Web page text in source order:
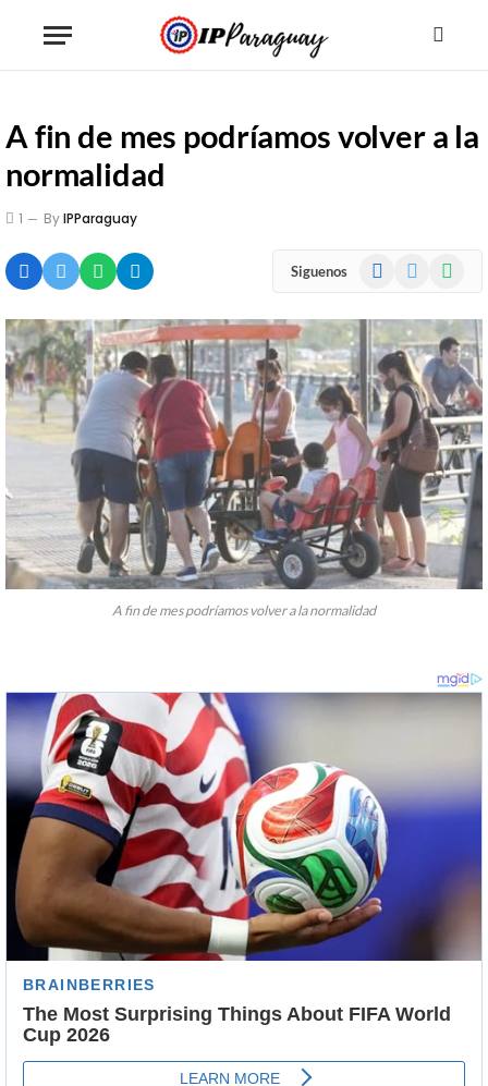
A fin de mes podríamos volver a la
normalidad
1 ByIPParaguay
Siguenos Facebook
A fin de mes podríamos volver a la normalidad